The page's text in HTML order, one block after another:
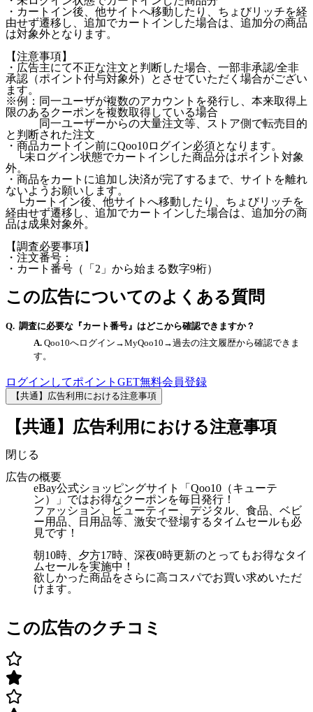
・カートイン後、他サイトへ移動したり、ちょびリッチを経
由せず遷移し、追加でカートインした場合は、追加分の商品
は対象外となります。
【注意事項】
・広告主にて不正な注文と判断した場合、一部非承認/全非
承認（ポイント付与対象外）とさせていただく場合がござい
ます。
※例：同一ユーザが複数のアカウントを発行し、本来取得上
限のあるクーポンを複数取得している場合
同一ユーザーからの大量注文等、ストア側で転売目的
と判断された注文
・商品カートイン前にQoo10ログイン必須となります。
└未ログイン状態でカートインした商品分はポイント対象
外。
・商品をカートに追加し決済が完了するまで、サイトを離れ
ないようお願いします。
└カートイン後、他サイトへ移動したり、ちょびリッチを
経由せず遷移し、追加でカートインした場合は、追加分の商
品は成果対象外。
【調査必要事項】
・注文番号：
・カート番号（「2」から始まる数字9桁）
この広告についてのよくある質問
調査に必要な『カート番号』はどこから確認できますか？
Qoo10へログイン→MyQoo10→過去の注文履歴から確認できま
す。
ログインしてポイントGET無料会員登録
【共通】広告利用における注意事項
【共通】広告利用における注意事項
閉じる
広告の概要
eBay公式ショッピングサイト「Qoo10（キューテ
ン）」ではお得なクーポンを毎日発行！
ファッション、ビューティー、デジタル、食品、ベビ
ー用品、日用品等、激安で登場するタイムセールも必
見です！
朝10時、夕方17時、深夜0時更新のとってもお得なタイ
ムセールを実施中！
欲しかった商品をさらに高コスパでお買い求めいただ
けます。
この広告のクチコミ